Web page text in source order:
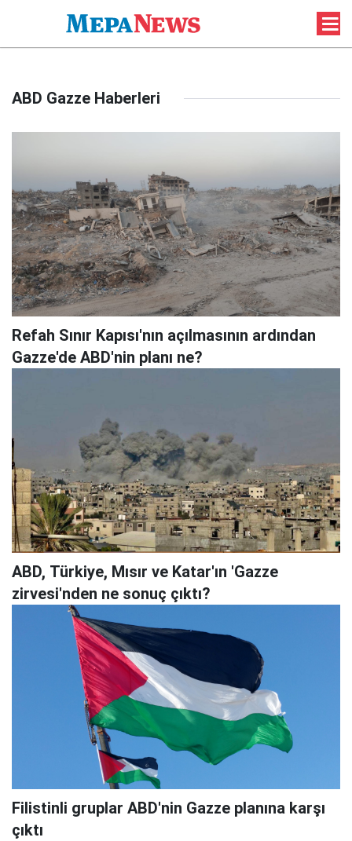
ABD Gazze Haberleri
Refah Sınır Kapısı'nın açılmasının ardından
Gazze'de ABD'nin planı ne?
ABD, Türkiye, Mısır ve Katar'ın 'Gazze
zirvesi'nden ne sonuç çıktı?
Filistinli gruplar ABD'nin Gazze planına karşı
çıktı